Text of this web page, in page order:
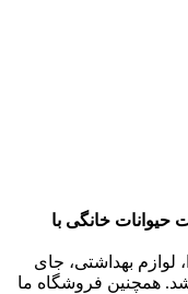
خانگی با
لوازم بهداشتی، جای
همچنین فروشگاه ما